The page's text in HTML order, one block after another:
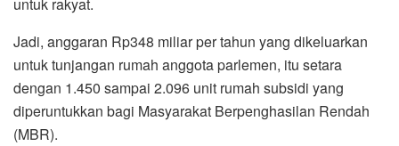
untuk rakyat.
Jadi, anggaran Rp348 miliar per tahun yang dikeluarkan
untuk tunjangan rumah anggota parlemen, itu setara
dengan 1.450 sampai 2.096 unit rumah subsidi yang
diperuntukkan bagi Masyarakat Berpenghasilan Rendah
(MBR).